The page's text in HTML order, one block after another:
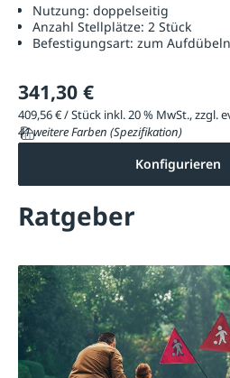
Nutzung: doppelseitig
Anzahl Stellplätze: 2 Stück
Befestigungsart: zum
341,30 €
409,56 € / Stück inkl. 20 % MwSt., zzgl.
41 weitere Farben (Spezifikation)
Konfigurieren
Ratgeber